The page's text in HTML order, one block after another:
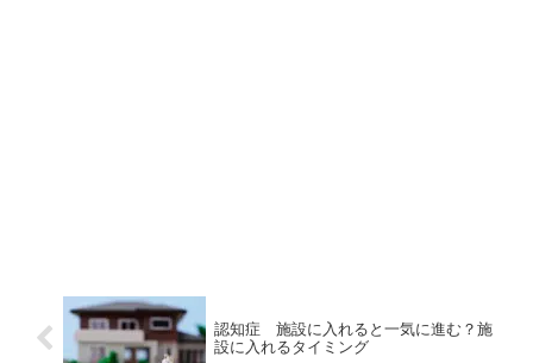
認知症 施設に入れると一気に進む？施
設に入れるタイミング